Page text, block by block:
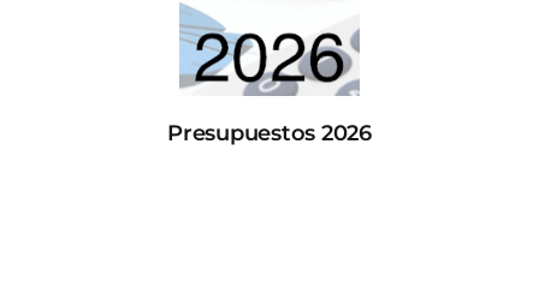
Presupuestos 2026